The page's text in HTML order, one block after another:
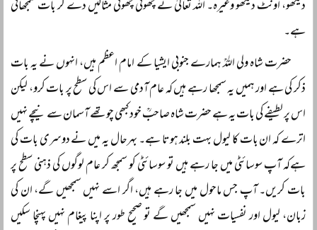
دیکھو، اونٹ دیکھو وغیرہ۔ اللہ تعالیٰ نے چھوٹی چھوٹی مثالیں دے کر بات سمجھائی
ہے۔
حضرت شاہ ولی اللہؒ ہمارے جنوبی ایشیا کے امام اعظم ہیں، انہوں نے یہ بات
ذکر کی ہے اور ہمیں یہ سمجھا رہے ہیں کہ عام آدمی سے اس کی سطح پر بات کرو، لیکن
اس پر لطیفے کی بات یہ ہے حضرت شاہ صاحبؒ خود کبھی چوتھے آسمان سے نیچے نہیں
اترے کہ ان بات کا لیول بہت بلند ہوتا ہے۔ بہرحال یہ میں نے دوسری بات کی
ہےکہ آپ سوسائٹی میں جا رہے ہیں تو سوسائٹی کو سمجھ کر عام لوگوں کی ذہنی سطح پر
بات کریں۔ آپ جس ماحول میں جا رہے ہیں، اگر اسے نہیں سمجھیں گے، ان کی
زبان، لیول اور نفسیات نہیں سمجھیں گے تو صحیح طور پر اپنا پیغام نہیں پہنچا سکیں